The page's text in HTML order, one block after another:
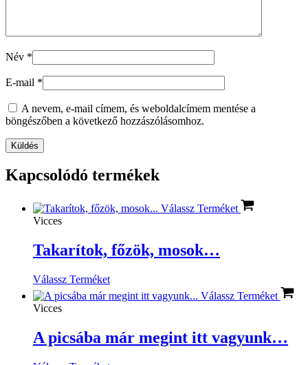
Név *
E-mail *
A nevem, e-mail címem, és weboldalcímem mentése a
böngészőben a következő hozzászólásomhoz.
Kapcsolódó termékek
Válassz Terméket
Vicces
Takarítok, főzök, mosok…
Válassz Terméket
Válassz Terméket
Vicces
A picsába már megint itt vagyunk…